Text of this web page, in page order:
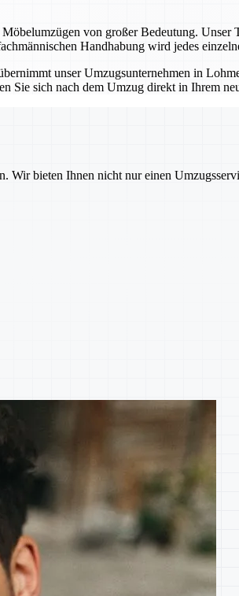
von großer Bedeutung.
Handhabung wird jedes
unser Umzugsunternehmen in
Sie sich nach dem Umzug direkt in Ihrem
Wir bieten Ihnen nicht nur einen